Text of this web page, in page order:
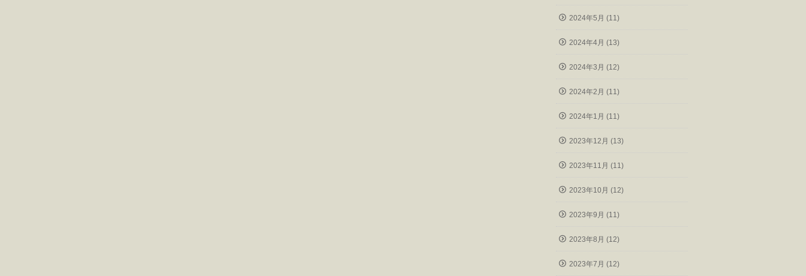
2024年5月 (11)
2024年4月 (13)
2024年3月 (12)
2024年2月 (11)
2024年1月 (11)
2023年12月 (13)
2023年11月 (11)
2023年10月 (12)
2023年9月 (11)
2023年8月 (12)
2023年7月 (12)